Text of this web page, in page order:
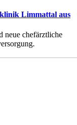
Limmattal aus
neue chefärztliche